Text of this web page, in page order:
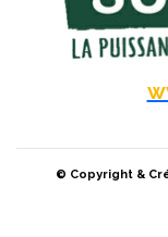
© Copyright &